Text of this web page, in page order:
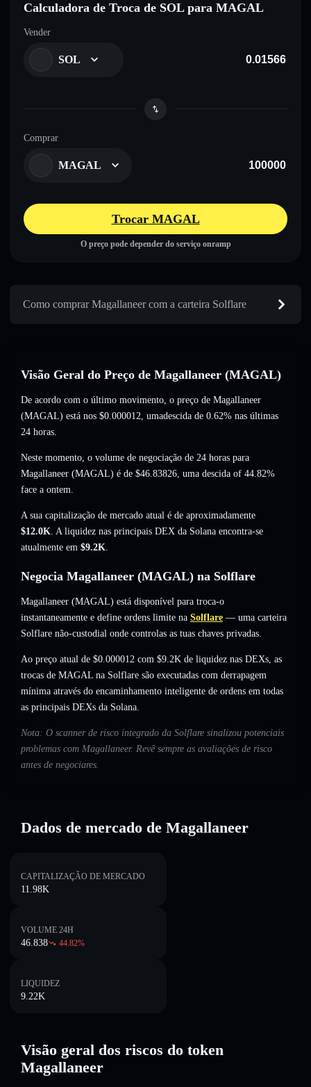
Calculadora de Troca de SOL para MAGAL
Vender
SOL
Comprar
MAGAL
Trocar MAGAL
O preço pode depender do serviço onramp
Como comprar Magallaneer com a carteira Solflare
Visão Geral do Preço de Magallaneer (MAGAL)
De acordo com o último movimento, o preço de Magallaneer
(MAGAL) está nos $0.000012, umadescida de 0.62% nas últimas
24 horas.
Neste momento, o volume de negociação de 24 horas para
Magallaneer (MAGAL) é de $46.83826, uma descida of 44.82%
face a ontem.
A sua capitalização de mercado atual é de aproximadamente
$12.0K. A liquidez nas principais DEX da Solana encontra-se
atualmente em $9.2K.
Negocia Magallaneer (MAGAL) na Solflare
Magallaneer (MAGAL) está disponível para troca-o
instantaneamente e define ordens limite na Solflare — uma carteira
Solflare não-custodial onde controlas as tuas chaves privadas.
Ao preço atual de $0.000012 com $9.2K de liquidez nas DEXs, as
trocas de MAGAL na Solflare são executadas com derrapagem
mínima através do encaminhamento inteligente de ordens em todas
as principais DEXs da Solana.
Nota: O scanner de risco integrado da Solflare sinalizou potenciais
problemas com Magallaneer. Revê sempre as avaliações de risco
antes de negociares.
Dados de mercado de Magallaneer
CAPITALIZAÇÃO DE MERCADO
11.98K
VOLUME 24H
46.838 44.82%
LIQUIDEZ
9.22K
Visão geral dos riscos do token
Magallaneer